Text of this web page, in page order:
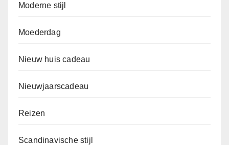
Moderne stijl
Moederdag
Nieuw huis cadeau
Nieuwjaarscadeau
Reizen
Scandinavische stijl